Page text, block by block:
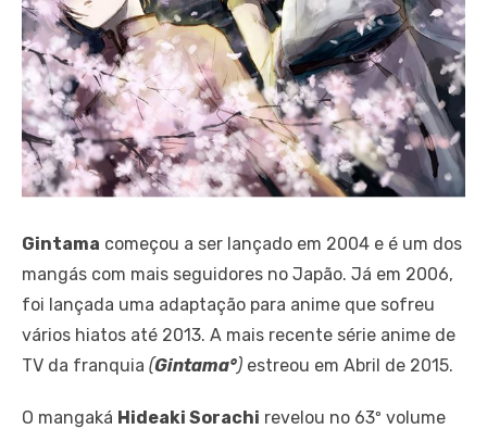
Gintama começou a ser lançado em 2004 e é um dos
mangás com mais seguidores no Japão. Já em 2006,
foi lançada uma adaptação para anime que sofreu
vários hiatos até 2013. A mais recente série anime de
TV da franquia (Gintama°) estreou em Abril de 2015.
O mangaká Hideaki Sorachi revelou no 63º volume